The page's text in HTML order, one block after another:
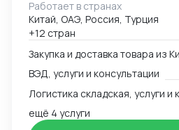
доставка товара из Китая
Страны с которыми работаю по
США, ОАЭ, Турция, Китай, СНГ
Работает в странах
Китай, ОАЭ, Россия, Турция
+12 стран
ВЭД, услуги и консультации
ещё 4 услуги